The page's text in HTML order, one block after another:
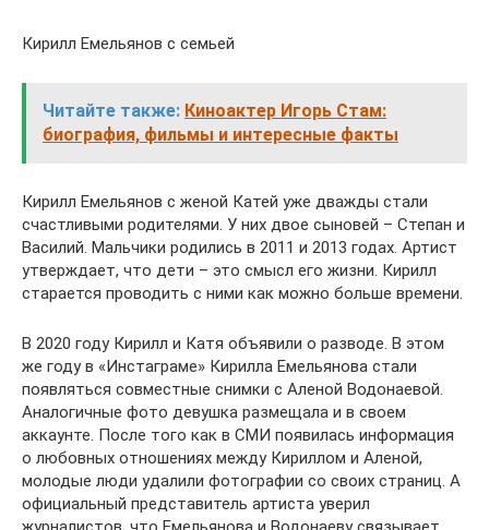
Кирилл Емельянов с семьей
Читайте также: Киноактер Игорь Стам:
биография, фильмы и интересные факты
Кирилл Емельянов с женой Катей уже дважды стали
счастливыми родителями. У них двое сыновей – Степан и
Василий. Мальчики родились в 2011 и 2013 годах. Артист
утверждает, что дети – это смысл его жизни. Кирилл
старается проводить с ними как можно больше времени.
В 2020 году Кирилл и Катя объявили о разводе. В этом
же году в «Инстаграме» Кирилла Емельянова стали
появляться совместные снимки с Аленой Водонаевой.
Аналогичные фото девушка размещала и в своем
аккаунте. После того как в СМИ появилась информация
о любовных отношениях между Кириллом и Аленой,
молодые люди удалили фотографии со своих страниц. А
официальный представитель артиста уверил